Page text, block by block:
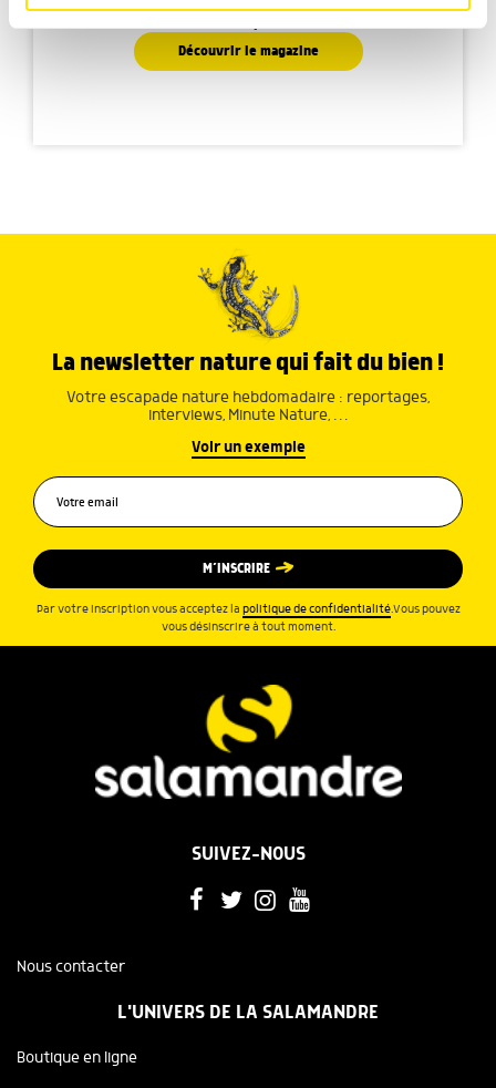
médias sociaux et d'analyser notre trafic. Nous
notre site avec nos partenaires de médias sociaux, de
publicité et d'analyse, qui peuvent combiner celles-ci
Découvrir le magazine
La newsletter nature qui fait du bien !
Votre escapade nature hebdomadaire : reportages,
interviews, Minute Nature, …
Voir un exemple
M’INSCRIRE
Par votre inscription vous acceptez la politique de confidentialité.Vous pouvez
vous désinscrire à tout moment.
SUIVEZ-NOUS
Nous contacter
L'UNIVERS DE LA SALAMANDRE
Boutique en ligne